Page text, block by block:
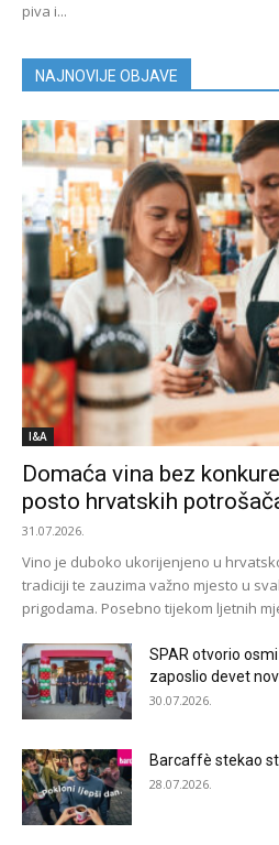
piva i...
NAJNOVIJE OBJAVE
I&A
Domaća vina bez
posto hrvatskih
31.07.2026.
Vino je duboko ukorijenjeno u
tradiciji te zauzima važno mjesto u
prigodama. Posebno tijekom ljetnih
SPAR otvorio
zaposlio devet
30.07.2026.
Barcaffè stekao
28.07.2026.